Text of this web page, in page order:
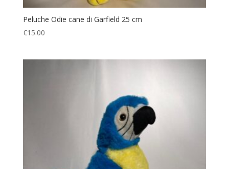
Peluche Odie cane di Garfield 25 cm
€15.00